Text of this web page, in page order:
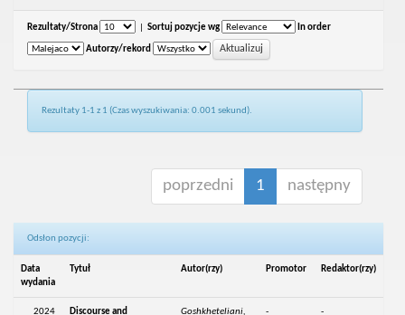
Rezultaty/Strona Sortuj pozycje wg In order
Autorzy/rekord
Rezultaty 1-1 z 1 (Czas wyszukiwania: 0.001 sekund).
poprzedni 1 następny
Odsłon pozycji:
Data
wydania
Tytuł Autor(rzy) Promotor Redaktor(rzy)
2024
Discourse and
Goshkheteliani,
- -